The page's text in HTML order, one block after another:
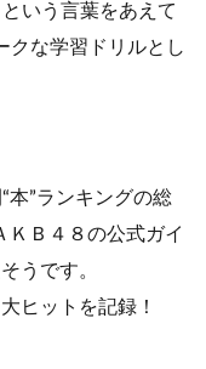
いう言葉をあえて
クな学習ドリルとし
本”ランキングの総
Ｂ４８の公式ガイ
うです。
ヒットを記録！